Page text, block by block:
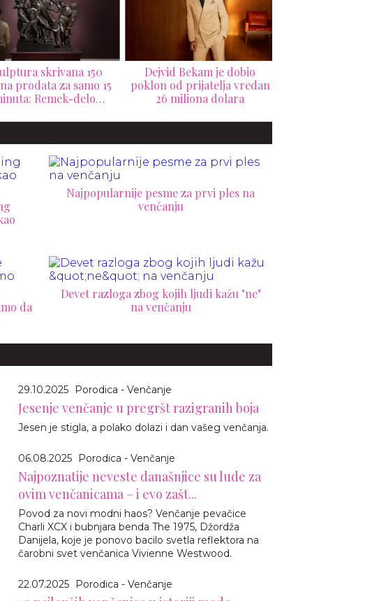
Bekam je dobio
od prijatelja vredan
26 miliona dolara
Código 1530 predstavlja
tekilu odležalu čak 15
godina
Najpopularnije pesme za prvi ples na
venčanju
da
Devet razloga zbog kojih ljudi kažu "ne"
na venčanju
29.10.2025 Porodica - Venčanje
Jesenje venčanje u pregršt razigranih boja
Jesen je stigla, a polako dolazi i dan vašeg venčanja.
06.08.2025 Porodica - Venčanje
Najpoznatije neveste današnjice su lude za
ovim venčanicama – i evo zašt...
Povod za novi modni haos? Venčanje pevačice
Charli XCX i bubnjara benda The 1975, Džordža
Danijela, koje je ponovo bacilo svetla reflektora na
čarobni svet venčanica Vivienne Westwood.
22.07.2025 Porodica - Venčanje